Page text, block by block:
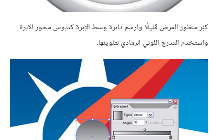
كبّر منظور العرض قليلًا وارسم دائرة وسط الإبرة كدبوس محور الإبرة
واستخدم التدرج اللوني الرمادي لتلوينها.